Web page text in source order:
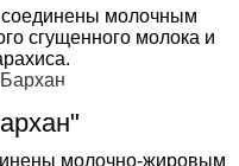
молочным
сгущенного молока и
молочно-жировым